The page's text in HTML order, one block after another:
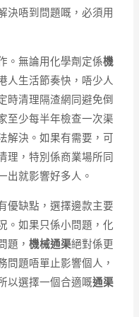
決唔到問題嘅，必須用
。無論用化學劑定係機
人生活節奏快，唔少人
時清理隔渣網同避免倒
至少每半年檢查一次渠
解決。如果有需要，可
理，特別係商業場所同
出就影響好多人。
優缺點，選擇邊款主要
。如果只係小問題，化
題，機械通渠絕對係更
問題唔單止影響個人，
以選擇一個合適嘅通渠